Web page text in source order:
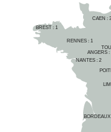
ANGERS :
BREST : 1
CAEN : 3
NANTES : 2
RENNES : 1